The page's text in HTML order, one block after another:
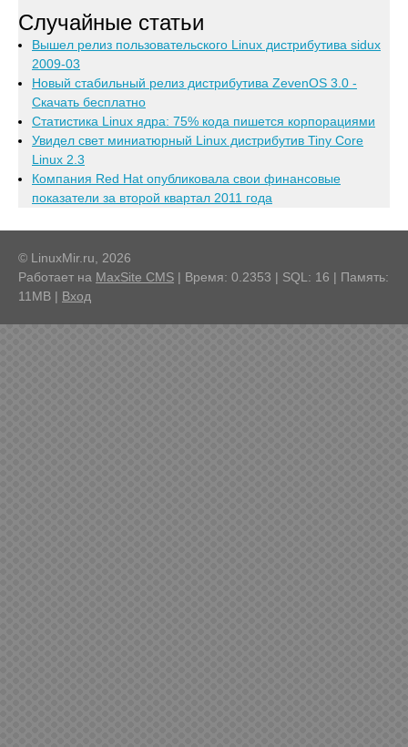
Случайные статьи
Вышел релиз пользовательского Linux дистрибутива sidux
2009-03
Новый стабильный релиз дистрибутива ZevenOS 3.0 -
Скачать бесплатно
Статистика Linux ядра: 75% кода пишется корпорациями
Увидел свет миниатюрный Linux дистрибутив Tiny Core
Linux 2.3
Компания Red Hat опубликовала свои финансовые
показатели за второй квартал 2011 года
© LinuxMir.ru, 2026
Работает на MaxSite CMS | Время: 0.2353 | SQL: 16 | Память:
11MB | Вход